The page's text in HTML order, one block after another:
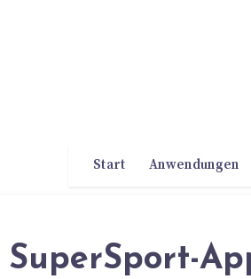
Start Anwendungen
SuperSport-